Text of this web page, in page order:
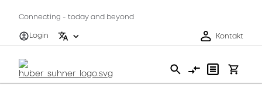
Connecting - today and beyond
Login
Kontakt